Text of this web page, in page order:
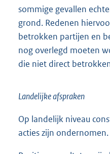
sommige gevallen
grond. Redenen
betrokken partijen en
nog overlegd moeten
die niet direct
Landelijke afspraken
Op landelijk niveau
acties zijn ondernomen.